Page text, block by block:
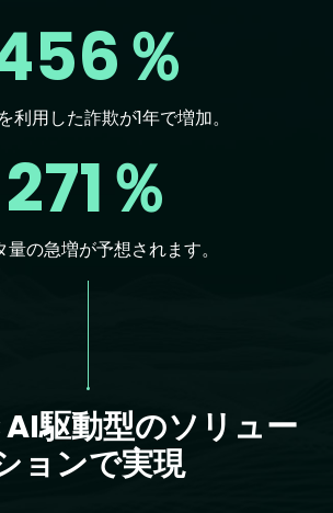
％
利用した詐欺が1年で増加。
271％
量の急増が予想されます。
駆動型のソリュー
ョンで実現